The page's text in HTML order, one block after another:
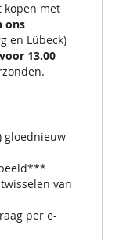
kopen met
ons
en Lübeck)
13.00
gloednieuw
van
per e-